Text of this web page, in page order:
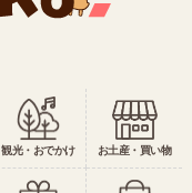
観光・おでかけ お土産・買い物